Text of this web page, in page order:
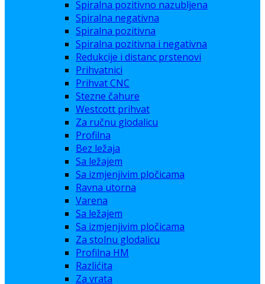
Spiralna pozitivno nazubljena
Spiralna negativna
Spiralna pozitivna
Spiralna pozitivna i negativna
Redukcije i distanc prstenovi
Prihvatnici
Prihvat CNC
Stezne čahure
Westcott prihvat
Za ručnu glodalicu
Profilna
Bez ležaja
Sa ležajem
Sa izmjenjivim pločicama
Ravna utorna
Varena
Sa ležajem
Sa izmjenjivim pločicama
Za stolnu glodalicu
Profilna HM
Razlićita
Za vrata